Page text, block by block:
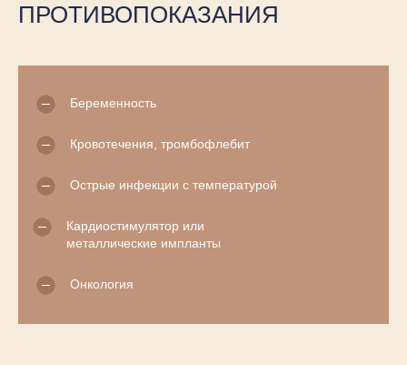
ПРОТИВОПОКАЗАНИЯ
Онкология
Острые инфекции с температурой
Кровотечения, тромбофлебит
Беременность
Кардиостимулятор или
металлические импланты
ЕСТЬ ВОПРОСЫ ПО
ПРОЦЕДУРАМ?
КОНСУЛЬТАЦИЮ